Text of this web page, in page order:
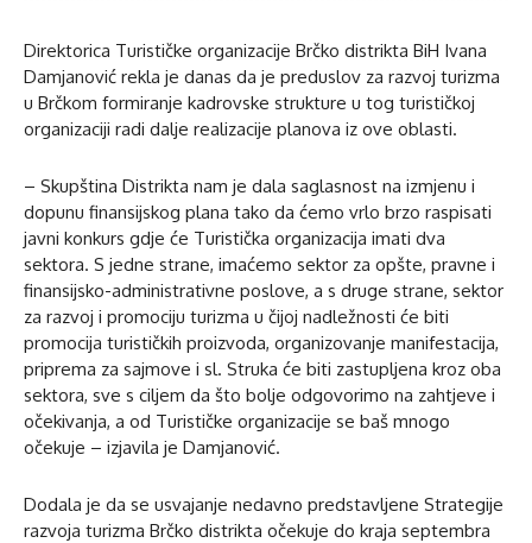
Direktorica Turističke organizacije Brčko distrikta BiH Ivana
Damjanović rekla je danas da je preduslov za razvoj turizma
u Brčkom formiranje kadrovske strukture u tog turističkoj
organizaciji radi dalje realizacije planova iz ove oblasti.
– Skupština Distrikta nam je dala saglasnost na izmjenu i
dopunu finansijskog plana tako da ćemo vrlo brzo raspisati
javni konkurs gdje će Turistička organizacija imati dva
sektora. S jedne strane, imaćemo sektor za opšte, pravne i
finansijsko-administrativne poslove, a s druge strane, sektor
za razvoj i promociju turizma u čijoj nadležnosti će biti
promocija turističkih proizvoda, organizovanje manifestacija,
priprema za sajmove i sl. Struka će biti zastupljena kroz oba
sektora, sve s ciljem da što bolje odgovorimo na zahtjeve i
očekivanja, a od Turističke organizacije se baš mnogo
očekuje – izjavila je Damjanović.
Dodala je da se usvajanje nedavno predstavljene Strategije
razvoja turizma Brčko distrikta očekuje do kraja septembra